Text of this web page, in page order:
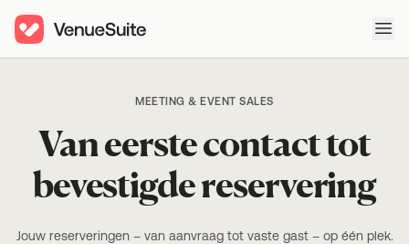
MEETING & EVENT SALES
Van eerste contact tot
bevestigde reservering
Jouw reserveringen – van aanvraag tot vaste gast – op één plek.